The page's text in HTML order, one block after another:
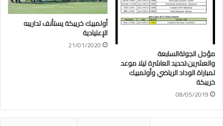
مؤجل الجولةالسابعة
والعشرين:تحديد العاشرة ليلا موعد
لمباراة الوداد الرياضي وأولمبيك
خريبكة
08/05/2019
أولمبيك خريبكة يستأنف تداريبه
الإعتيادية
21/01/2020